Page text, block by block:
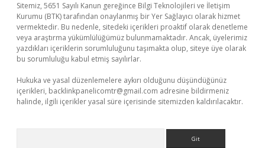
Sitemiz, 5651 Sayılı Kanun gereğince Bilgi Teknolojileri ve İletişim
Kurumu (BTK) tarafından onaylanmış bir Yer Sağlayıcı olarak hizmet
vermektedir. Bu nedenle, sitedeki içerikleri proaktif olarak denetleme
veya araştırma yükümlülüğümüz bulunmamaktadır. Ancak, üyelerimiz
yazdıkları içeriklerin sorumluluğunu taşımakta olup, siteye üye olarak
bu sorumluluğu kabul etmiş sayılırlar.
Hukuka ve yasal düzenlemelere aykırı olduğunu düşündüğünüz
içerikleri, backlinkpanelicomtr@gmail.com adresine bildirmeniz
halinde, ilgili içerikler yasal süre içerisinde sitemizden kaldırılacaktır.